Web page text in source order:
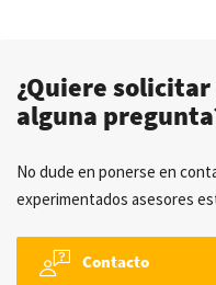
¿Quiere
alguna
No dude en ponerse en
experimentados asesores
Contacto